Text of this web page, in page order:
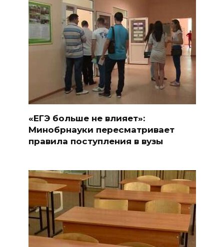
«ЕГЭ больше не влияет»:
Минобрнауки пересматривает
правила поступления в вузы